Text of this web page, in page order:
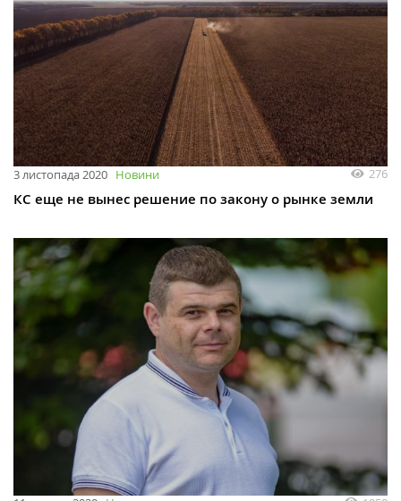
3 листопада 2020 Новини 276
КС еще не вынес решение по закону о рынке земли